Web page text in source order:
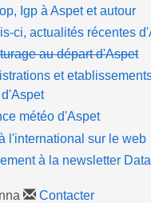
Igp à Aspet et autour
ci, actualités récentes
au départ d'Aspet
et
météo d'Aspet
l'international sur le web
à la newsletter
Contacter